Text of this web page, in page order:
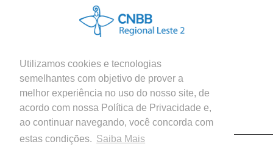
Utilizamos cookies e tecnologias
semelhantes com objetivo de prover a
melhor experiência no uso do nosso site, de
acordo com nossa Política de Privacidade e,
ao continuar navegando, você concorda com
estas condições. Saiba Mais
Siga nossas Redes Sociais